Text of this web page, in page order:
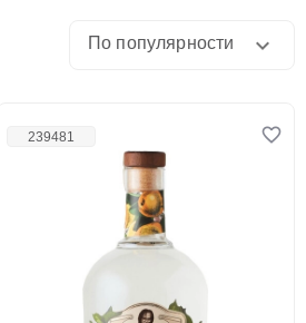
По популярности
239481